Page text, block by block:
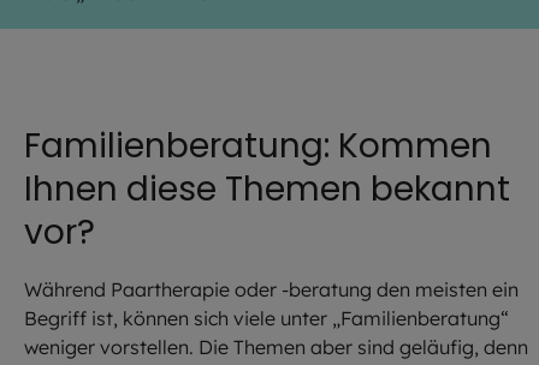
Familienberatung: Kommen
Ihnen diese Themen bekannt
vor?
Während Paartherapie oder -beratung den meisten ein
Begriff ist, können sich viele unter „Familienberatung“
weniger vorstellen. Die Themen aber sind geläufig, denn